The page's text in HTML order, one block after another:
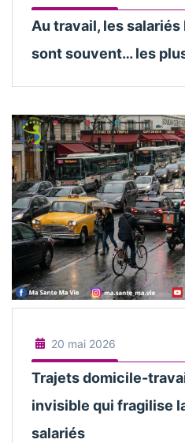
Au travail, les
sont souvent… les
20 mai 2026
Trajets domicile-
invisible qui fragilise
salariés